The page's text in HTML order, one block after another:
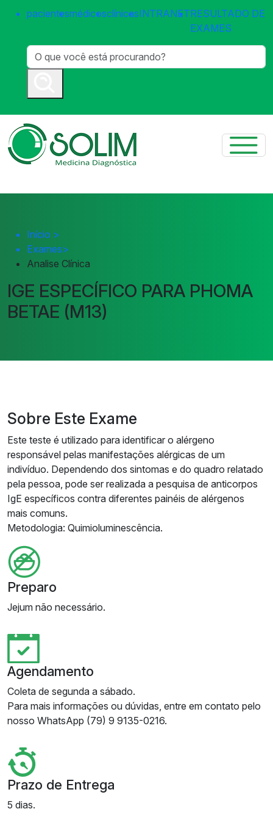
pacientesmédicosclínicasINTRANETRESULTADO DE
EXAMES
Início >
Exames>
Analise Clínica
IGE ESPECÍFICO PARA PHOMA
BETAE (M13)
Sobre Este Exame
Este teste é utilizado para identificar o alérgeno
responsável pelas manifestações alérgicas de um
indivíduo. Dependendo dos sintomas e do quadro relatado
pela pessoa, pode ser realizada a pesquisa de anticorpos
IgE específicos contra diferentes painéis de alérgenos
mais comuns.
Metodologia: Quimioluminescência.
Preparo
Jejum não necessário.
Agendamento
Coleta de segunda a sábado.
Para mais informações ou dúvidas, entre em contato pelo
nosso WhatsApp (79) 9 9135-0216.
Prazo de Entrega
5 dias.